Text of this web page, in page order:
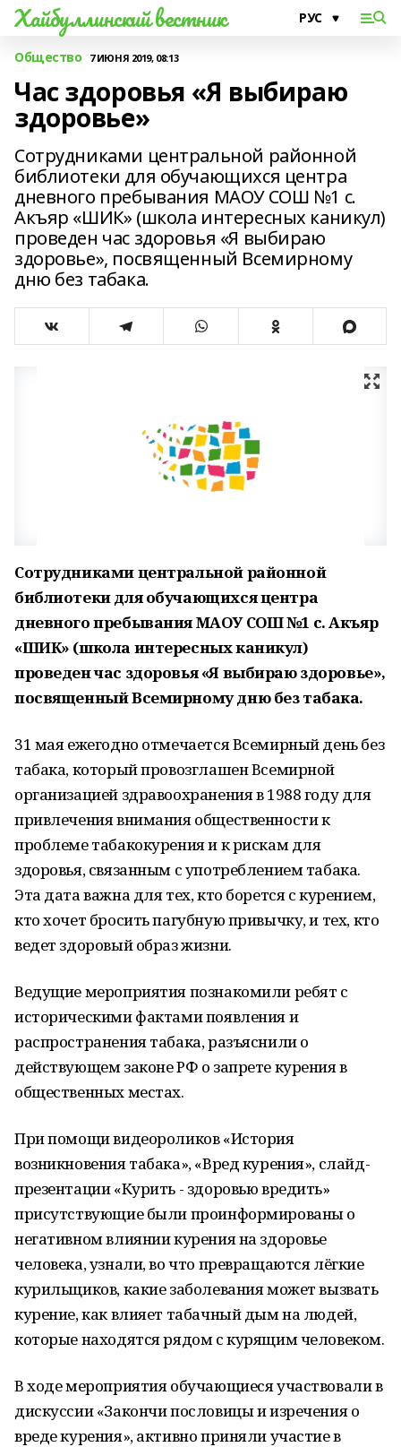
Хайбуллинский вестник
Общество 7 ИЮНЯ 2019, 08:13
Час здоровья «Я выбираю
здоровье»
Сотрудниками центральной районной
библиотеки для обучающихся центра
дневного пребывания МАОУ СОШ №1 с.
Акъяр «ШИК» (школа интересных каникул)
проведен час здоровья «Я выбираю
здоровье», посвященный Всемирному
дню без табака.
Сотрудниками центральной районной
библиотеки для обучающихся центра
дневного пребывания МАОУ СОШ №1 с. Акъяр
«ШИК» (школа интересных каникул)
проведен час здоровья «Я выбираю здоровье»,
посвященный Всемирному дню без табака.
31 мая ежегодно отмечается Всемирный день без
табака, который провозглашен Всемирной
организацией здравоохранения в 1988 году для
привлечения внимания общественности к
проблеме табакокурения и к рискам для
здоровья, связанным с употреблением табака.
Эта дата важна для тех, кто борется с курением,
кто хочет бросить пагубную привычку, и тех, кто
ведет здоровый образ жизни.
Ведущие мероприятия познакомили ребят с
историческими фактами появления и
распространения табака, разъяснили о
действующем законе РФ о запрете курения в
общественных местах.
При помощи видеороликов «История
возникновения табака», «Вред курения», слайд-
презентации «Курить - здоровью вредить»
присутствующие были проинформированы о
негативном влиянии курения на здоровье
человека, узнали, во что превращаются лёгкие
курильщиков, какие заболевания может вызвать
курение, как влияет табачный дым на людей,
которые находятся рядом с курящим человеком.
В ходе мероприятия обучающиеся участвовали в
дискуссии «Закончи пословицы и изречения о
вреде курения», активно приняли участие в